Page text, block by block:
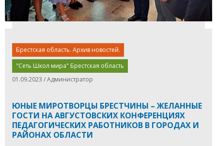
Брестская область. Архив новостей.
"Сеть Школ мира" Брестская область
01.09.2023 / Администратор
ЮНЫЕ МИРОТВОРЦЫ БРЕСТЧИНЫ – ЖЕЛАННЫЕ
ГОСТИ НА АВГУСТОВСКИХ КОНФЕРЕНЦИЯХ
ПЕДАГОГИЧЕСКИХ РАБОТНИКОВ В ГОРОДАХ И
РАЙОНАХ ОБЛАСТИ